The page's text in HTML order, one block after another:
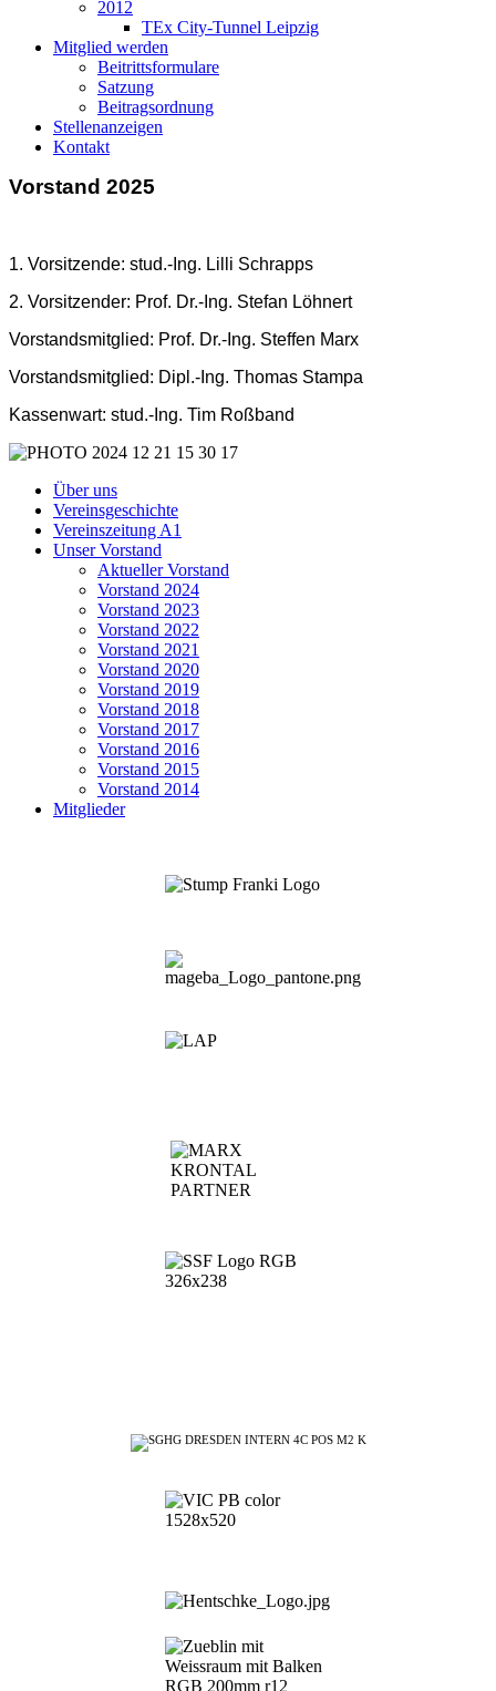
2012
TEx City-Tunnel Leipzig
Mitglied werden
Beitrittsformulare
Satzung
Beitragsordnung
Stellenanzeigen
Kontakt
Vorstand 2025
1. Vorsitzende: stud.-Ing. Lilli Schrapps
2. Vorsitzender: Prof. Dr.-Ing. Stefan Löhnert
Vorstandsmitglied: Prof. Dr.-Ing. Steffen Marx
Vorstandsmitglied: Dipl.-Ing. Thomas Stampa
Kassenwart: stud.-Ing. Tim Roßband
Über uns
Vereinsgeschichte
Vereinszeitung A1
Unser Vorstand
Aktueller Vorstand
Vorstand 2024
Vorstand 2023
Vorstand 2022
Vorstand 2021
Vorstand 2020
Vorstand 2019
Vorstand 2018
Vorstand 2017
Vorstand 2016
Vorstand 2015
Vorstand 2014
Mitglieder